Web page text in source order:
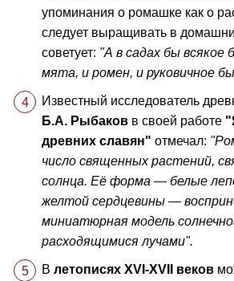
упоминания о ромашке как о
следует выращивать в
советует: "А в садах бы всякое
мята, и ромен, и руковичное
Известный исследователь
Б.А. Рыбаков в своей работе
древних славян" отмечал:
число священных растений,
солнца. Её форма — белые
желтой сердцевины —
миниатюрная модель
расходящимися лучами".
В летописях XVI-XVII веков